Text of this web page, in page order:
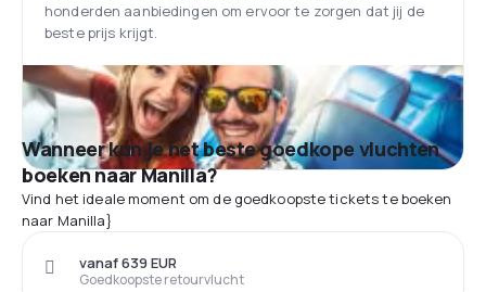
honderden aanbiedingen om ervoor te zorgen dat jij de
beste prijs krijgt.
Wanneer kun je het beste goedkope vluchten
boeken naar Manilla?
Vind het ideale moment om de goedkoopste tickets te boeken
naar Manilla}
Goedkoopste retourvlucht
vanaf 639 EUR